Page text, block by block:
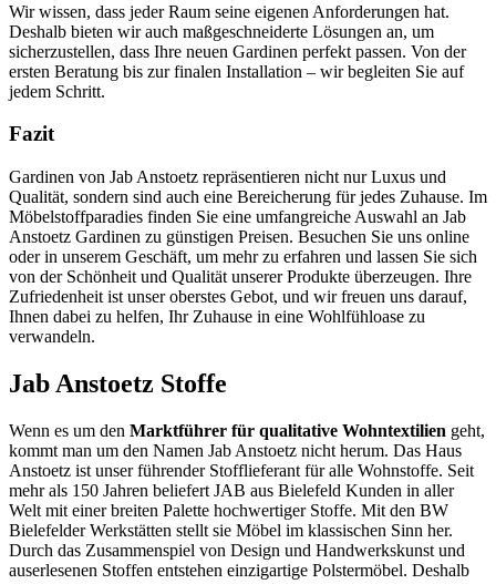
Wir wissen, dass jeder Raum seine eigenen Anforderungen hat.
Deshalb bieten wir auch maßgeschneiderte Lösungen an, um
sicherzustellen, dass Ihre neuen Gardinen perfekt passen. Von der
ersten Beratung bis zur finalen Installation – wir begleiten Sie auf
jedem Schritt.
Fazit
Gardinen von Jab Anstoetz repräsentieren nicht nur Luxus und
Qualität, sondern sind auch eine Bereicherung für jedes Zuhause. Im
Möbelstoffparadies finden Sie eine umfangreiche Auswahl an Jab
Anstoetz Gardinen zu günstigen Preisen. Besuchen Sie uns online
oder in unserem Geschäft, um mehr zu erfahren und lassen Sie sich
von der Schönheit und Qualität unserer Produkte überzeugen. Ihre
Zufriedenheit ist unser oberstes Gebot, und wir freuen uns darauf,
Ihnen dabei zu helfen, Ihr Zuhause in eine Wohlfühloase zu
verwandeln.
Jab Anstoetz Stoffe
Wenn es um den Marktführer für qualitative Wohntextilien geht,
kommt man um den Namen Jab Anstoetz nicht herum. Das Haus
Anstoetz ist unser führender Stofflieferant für alle Wohnstoffe. Seit
mehr als 150 Jahren beliefert JAB aus Bielefeld Kunden in aller
Welt mit einer breiten Palette hochwertiger Stoffe. Mit den BW
Bielefelder Werkstätten stellt sie Möbel im klassischen Sinn her.
Durch das Zusammenspiel von Design und Handwerkskunst und
auserlesenen Stoffen entstehen einzigartige Polstermöbel. Deshalb